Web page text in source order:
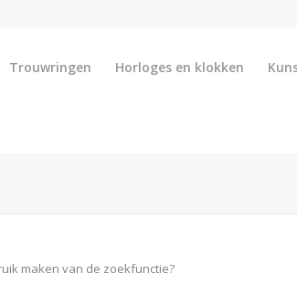
Trouwringen Horloges en klokken
maken van de zoekfunctie?